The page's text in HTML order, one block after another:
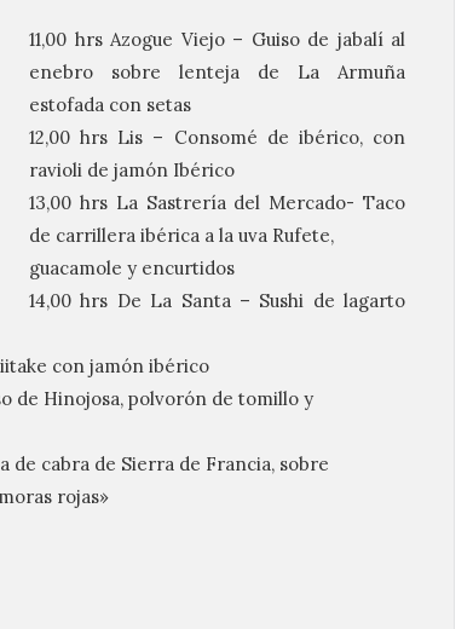
11,00 hrs Azogue Viejo – Guiso de jabalí al
enebro sobre lenteja de La Armuña
estofada con setas
12,00 hrs Lis – Consomé de ibérico, con
ravioli de jamón Ibérico
13,00 hrs La Sastrería del Mercado- Taco
de carrillera ibérica a la uva Rufete,
guacamole y encurtidos
14,00 hrs De La Santa – Sushi de lagarto
con jamón ibérico
de Hinojosa, polvorón de tomillo y
de cabra de Sierra de Francia, sobre
rojas»